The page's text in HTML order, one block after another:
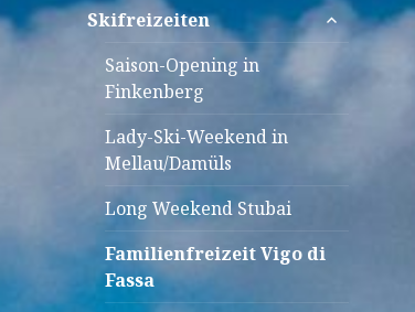
Skifreizeiten
untermenü
anzeigen
Saison-Opening in
Finkenberg
Lady-Ski-Weekend in
Mellau/Damüls
Long Weekend Stubai
Familienfreizeit Vigo di
Fassa